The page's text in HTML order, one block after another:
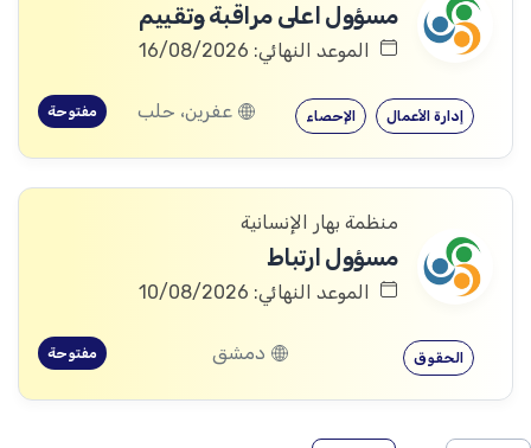
مسؤول اعلى مراقبة وتقييم
الموعد النهائي: 16/08/2026
الإحصاء إدارة الأعمال عفرين، حلب مفتوحة
منظمة بهار الإنسانية
مسؤول ارتباط
الموعد النهائي: 10/08/2026
الحقوق دمشق مفتوحة